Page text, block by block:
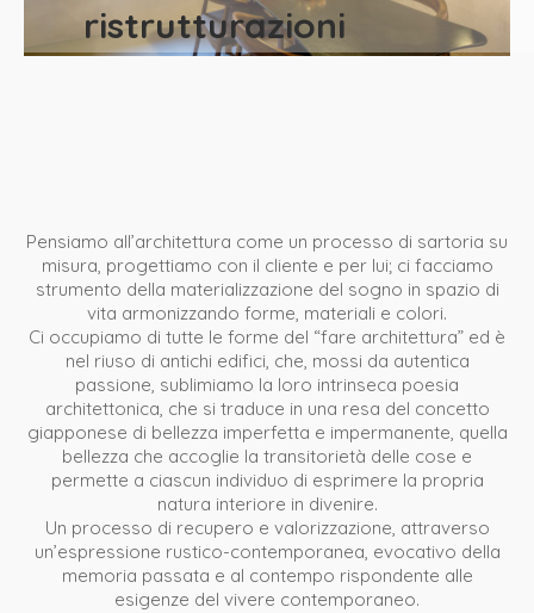
ristrutturazioni
Pensiamo all’architettura come un processo di sartoria su
misura, progettiamo con il cliente e per lui; ci facciamo
strumento della materializzazione del sogno in spazio di
vita armonizzando forme, materiali e colori.
Ci occupiamo di tutte le forme del “fare architettura” ed è
nel riuso di antichi edifici, che, mossi da autentica
passione, sublimiamo la loro intrinseca poesia
architettonica, che si traduce in una resa del concetto
giapponese di bellezza imperfetta e impermanente, quella
bellezza che accoglie la transitorietà delle cose e
permette a ciascun individuo di esprimere la propria
natura interiore in divenire.
Un processo di recupero e valorizzazione, attraverso
un’espressione rustico-contemporanea, evocativo della
memoria passata e al contempo rispondente alle
esigenze del vivere contemporaneo.